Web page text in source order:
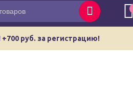
руб. за регистрацию!